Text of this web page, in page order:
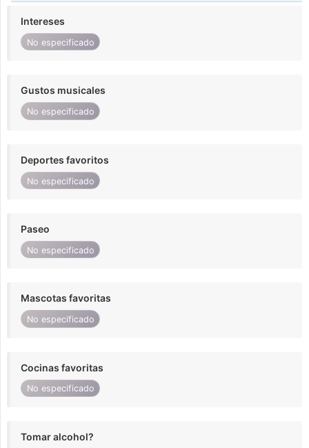
Intereses
No especificado
Gustos musicales
No especificado
Deportes favoritos
No especificado
Paseo
No especificado
Mascotas favoritas
No especificado
Cocinas favoritas
No especificado
Tomar alcohol?